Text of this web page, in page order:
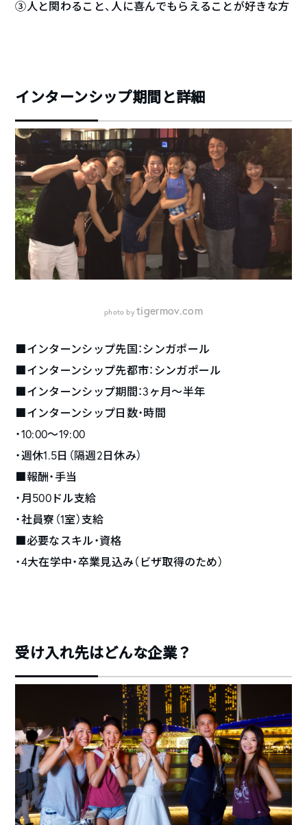
③人と関わること、人に喜んでもらえることが好きな方
インターンシップ期間と詳細
photo bytigermov.com
■インターンシップ先国：シンガポール
■インターンシップ先都市：シンガポール
■インターンシップ期間：3ヶ月〜半年
■インターンシップ日数・時間
・10:00〜19:00
・週休1.5日（隔週2日休み）
■報酬・手当
・月500ドル支給
・社員寮（1室）支給
■必要なスキル・資格
・4大在学中・卒業見込み（ビザ取得のため）
受け入れ先はどんな企業？